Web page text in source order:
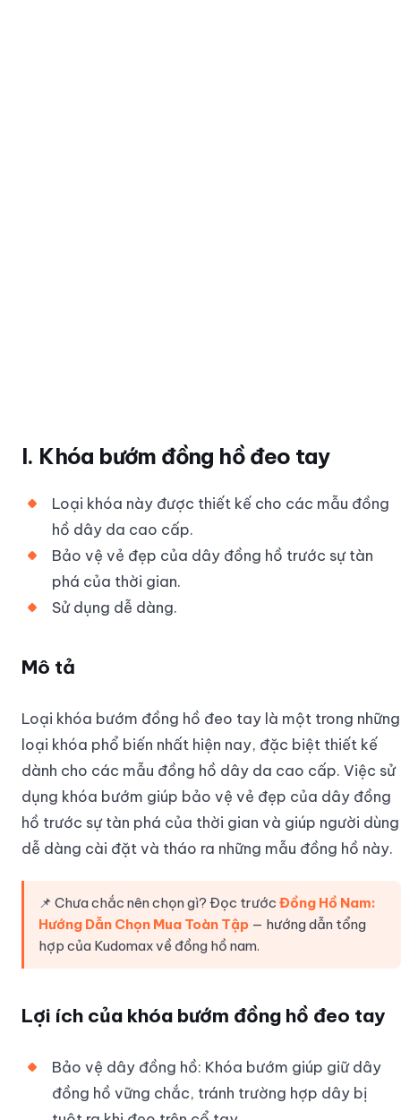
I. Khóa bướm đồng hồ đeo tay
Loại khóa này được thiết kế cho các mẫu đồng
hồ dây da cao cấp.
Bảo vệ vẻ đẹp của dây đồng hồ trước sự tàn
phá của thời gian.
Sử dụng dễ dàng.
Mô tả
Loại khóa bướm đồng hồ đeo tay là một trong những
loại khóa phổ biến nhất hiện nay, đặc biệt thiết kế
dành cho các mẫu đồng hồ dây da cao cấp. Việc sử
dụng khóa bướm giúp bảo vệ vẻ đẹp của dây đồng
hồ trước sự tàn phá của thời gian và giúp người dùng
dễ dàng cài đặt và tháo ra những mẫu đồng hồ này.
📌 Chưa chắc nên chọn gì? Đọc trước Đồng Hồ Nam:
Hướng Dẫn Chọn Mua Toàn Tập — hướng dẫn tổng
hợp của Kudomax về đồng hồ nam.
Lợi ích của khóa bướm đồng hồ đeo tay
Bảo vệ dây đồng hồ: Khóa bướm giúp giữ dây
đồng hồ vững chắc, tránh trường hợp dây bị